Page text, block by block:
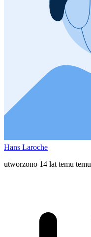
Hans Laroche
utworzono 14 lat temu temu